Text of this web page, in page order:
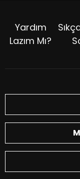
Yardım
Lazım Mı?